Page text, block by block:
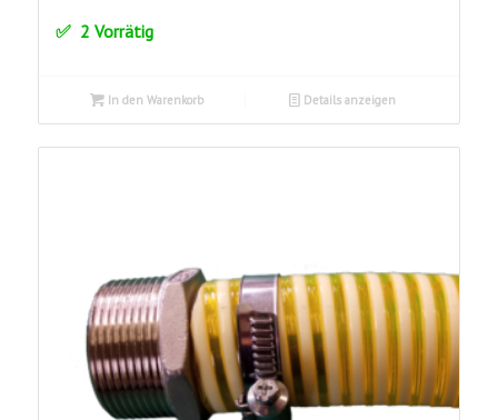
CHF2'500.00
2 Vorrätig
In den Warenkorb Details anzeigen